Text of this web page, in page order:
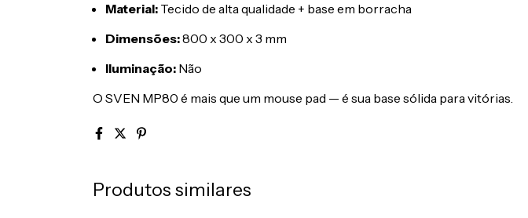
Material: Tecido de alta qualidade + base em borracha
Dimensões:800 x 300 x 3 mm
Iluminação: Não
O SVEN MP80 é mais que um mouse pad — é sua base sólida para vitórias.
Produtos similares